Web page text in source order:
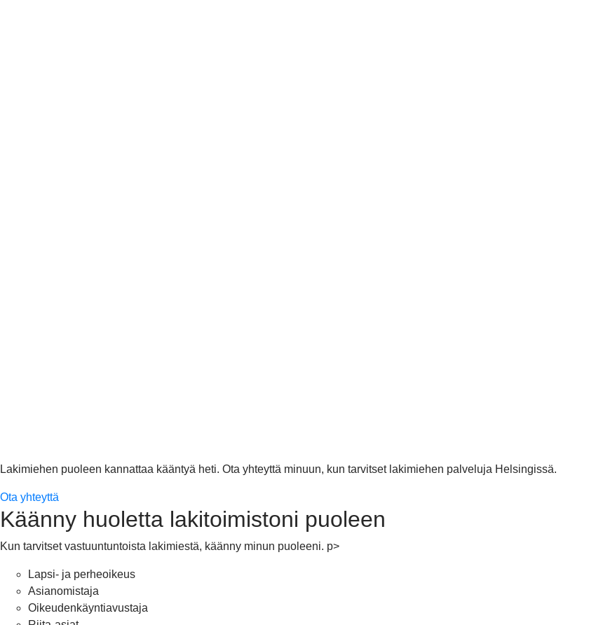
Lakimiehen puoleen kannattaa kääntyä heti. Ota yhteyttä minuun, kun tarvitset lakimiehen palveluja Helsingissä.
Ota yhteyttä
Käänny huoletta lakitoimistoni puoleen
Kun tarvitset vastuuntuntoista lakimiestä, käänny minun puoleeni. p>
Lapsi- ja perheoikeus
Asianomistaja
Oikeudenkäyntiavustaja